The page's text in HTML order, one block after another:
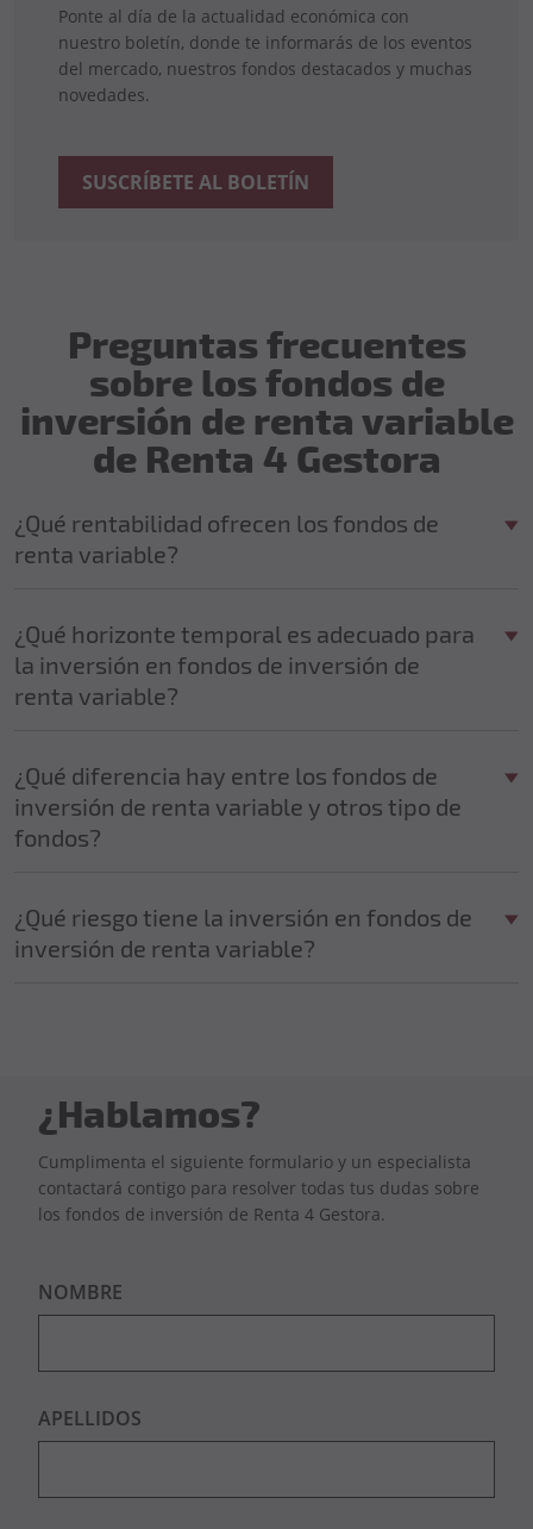
Ponte al día de la actualidad económica con
nuestro boletín, donde te informarás de los eventos
del mercado, nuestros fondos destacados y muchas
novedades.
SUSCRÍBETE AL BOLETÍN
Preguntas frecuentes
sobre los fondos de
inversión de renta variable
de Renta 4 Gestora
¿Qué rentabilidad ofrecen los fondos de
renta variable?
¿Qué horizonte temporal es adecuado para
la inversión en fondos de inversión de
renta variable?
¿Qué diferencia hay entre los fondos de
inversión de renta variable y otros tipo de
fondos?
¿Qué riesgo tiene la inversión en fondos de
inversión de renta variable?
¿Hablamos?
Cumplimenta el siguiente formulario y un especialista
contactará contigo para resolver todas tus dudas sobre
los fondos de inversión de Renta 4 Gestora.
NOMBRE
APELLIDOS